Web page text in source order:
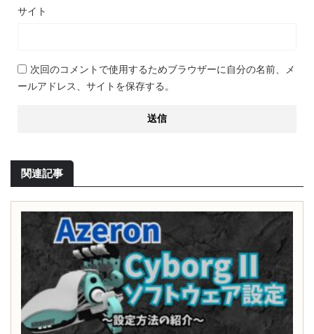
サイト
次回のコメントで使用するためブラウザーに自分の名前、メ
ールアドレス、サイトを保存する。
関連記事